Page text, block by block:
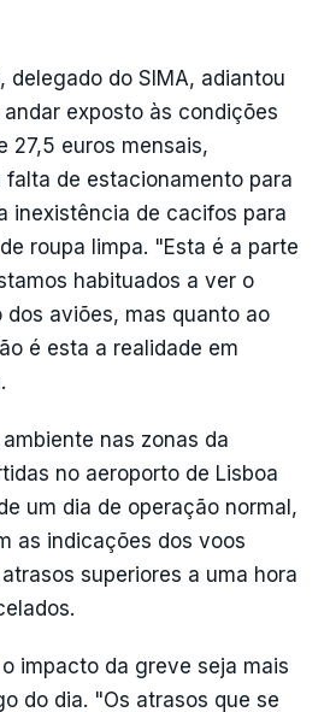
delegado do SIMA, adiantou
exposto às condições
27,5 euros mensais,
falta de estacionamento para
inexistência de cacifos para
roupa limpa. "Esta é a parte
habituados a ver o
dos aviões, mas quanto ao
é esta a realidade em
nas zonas da
no aeroporto de Lisboa
um dia de operação normal,
as indicações dos voos
superiores a uma hora
impacto da greve seja mais
do dia. "Os atrasos que se